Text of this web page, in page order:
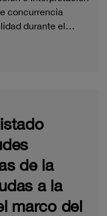
concurrencia
durante el…
de la
a la
marco del